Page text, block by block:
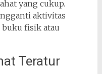
yang cukup.
aktivitas
fisik atau
Teratur